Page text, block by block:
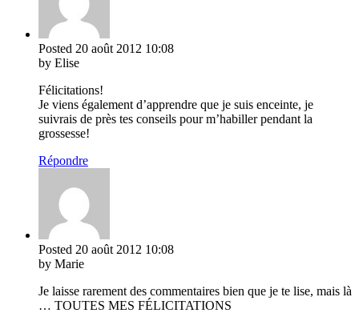
Posted 20 août 2012 10:08
by Elise
Félicitations!
Je viens également d’apprendre que je suis enceinte, je
suivrais de près tes conseils pour m’habiller pendant la
grossesse!
Répondre
Posted 20 août 2012 10:08
by Marie
Je laisse rarement des commentaires bien que je te lise, mais là
… TOUTES MES FÉLICITATIONS